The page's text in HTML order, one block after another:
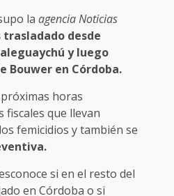
la agencia Noticias
trasladado desde
y luego
Bouwer en Córdoba.
horas
fiscales que llevan
femicidios y también se
si en el resto del
en Córdoba o si